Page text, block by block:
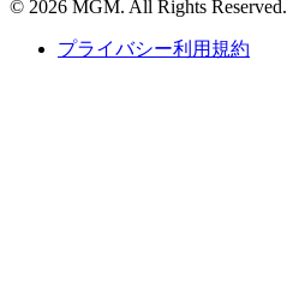
© 2026 MGM. All Rights Reserved.
プライバシー利用規約